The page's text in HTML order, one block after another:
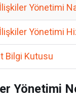
Yönetimi
Yönetimi
Bilgi Kutusu
Yönetimi